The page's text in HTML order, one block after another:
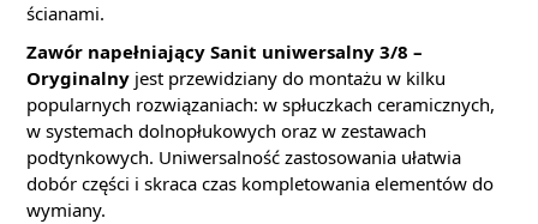
ścianami.
Zawór napełniający Sanit uniwersalny 3/8 –
Oryginalny jest przewidziany do montażu w kilku
popularnych rozwiązaniach: w spłuczkach ceramicznych,
w systemach dolnopłukowych oraz w zestawach
podtynkowych. Uniwersalność zastosowania ułatwia
dobór części i skraca czas kompletowania elementów do
wymiany.